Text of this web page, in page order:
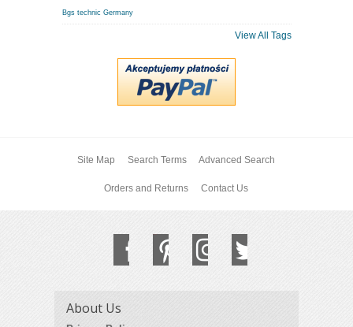
Bgs technic Germany
View All Tags
Site Map Search Terms Advanced Search
Orders and Returns Contact Us
About Us